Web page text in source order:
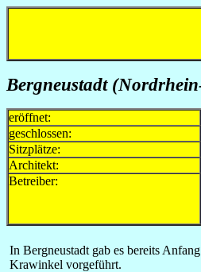
Bergneustadt
eröffnet:
geschlossen:
Sitzplätze:
Architekt:
Betreiber:
In Bergneustadt gab es bereits
Krawinkel vorgeführt.